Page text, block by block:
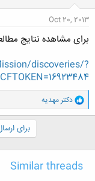
Oct 20, 2013
برای مشاهده نتایج
discoveries/?
و
ا
ک
:
دکتر مهدیه
برای
Similar threads